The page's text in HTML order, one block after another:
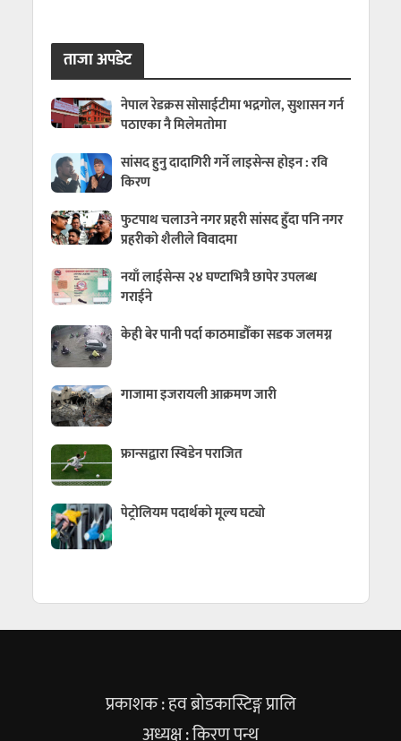
ताजा अपडेट
नेपाल रेडक्रस सोसाईटीमा भद्रगोल, सुशासन गर्न
पठाएका नै मिलेमतोमा
सांसद हुनु दादागिरी गर्ने लाइसेन्स होइन : रवि
किरण
फुटपाथ चलाउने नगर प्रहरी सांसद हुँदा पनि नगर
प्रहरीको शैलीले विवादमा
नयाँ लाईसेन्स २४ घण्टाभित्रै छापेर उपलब्ध
गराईने
केही बेर पानी पर्दा काठमाडौँका सडक जलमग्न
गाजामा इजरायली आक्रमण जारी
फ्रान्सद्वारा स्विडेन पराजित
पेट्रोलियम पदार्थको मूल्य घट्यो
प्रकाशक : हव ब्रोडकास्टिङ्ग प्रालि
अध्यक्ष : किरण पन्थ